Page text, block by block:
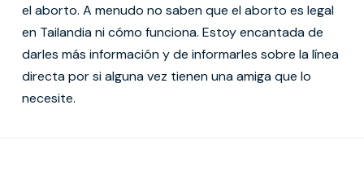
el aborto. A menudo no saben que el aborto es legal
en Tailandia ni cómo funciona. Estoy encantada de
darles más información y de informarles sobre la línea
directa por si alguna vez tienen una amiga que lo
necesite.